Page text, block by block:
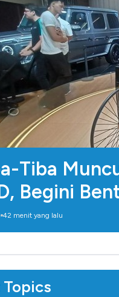
Tiba
Begini
42 menit yang lalu